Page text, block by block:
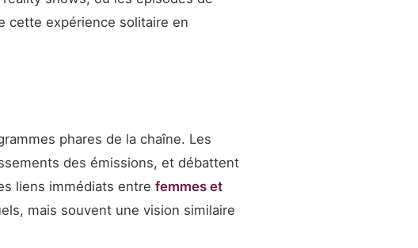
cette expérience solitaire en
phares de la chaîne. Les
des émissions, et débattent
liens immédiats entre femmes et
mais souvent une vision similaire